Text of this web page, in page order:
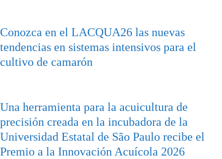
Conozca en el LACQUA26 las nuevas
tendencias en sistemas intensivos para el
cultivo de camarón
Una herramienta para la acuicultura de
precisión creada en la incubadora de la
Universidad Estatal de São Paulo recibe el
Premio a la Innovación Acuícola 2026